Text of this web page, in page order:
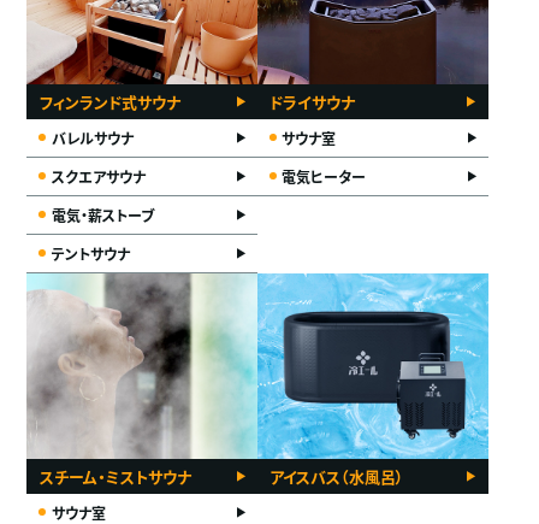
フィンランド式サウナ
バレルサウナ
スクエアサウナ
電気・薪ストーブ
テントサウナ
ドライサウナ
サウナ室
電気ヒーター
スチーム・ミストサウナ
サウナ室
アイスバス（水風呂）